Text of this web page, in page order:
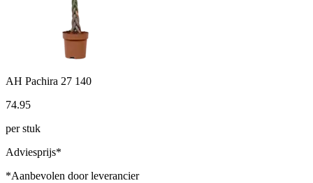
AH Pachira 27 140
74.95
per stuk
Adviesprijs*
*Aanbevolen door leverancier